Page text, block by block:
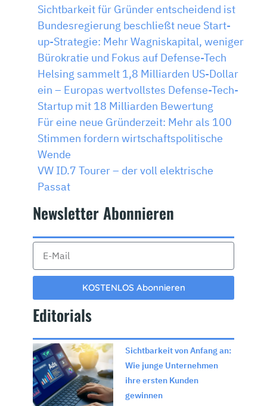
Sichtbarkeit für Gründer entscheidend ist
Bundesregierung beschließt neue Start-
up-Strategie: Mehr Wagniskapital, weniger
Bürokratie und Fokus auf Defense-Tech
Helsing sammelt 1,8 Milliarden US-Dollar
ein – Europas wertvollstes Defense-Tech-
Startup mit 18 Milliarden Bewertung
Für eine neue Gründerzeit: Mehr als 100
Stimmen fordern wirtschaftspolitische
Wende
VW ID.7 Tourer – der voll elektrische
Passat
Newsletter Abonnieren​
KOSTENLOS Abonnieren
Editorials
Sichtbarkeit von Anfang an:
Wie junge Unternehmen
ihre ersten Kunden
gewinnen